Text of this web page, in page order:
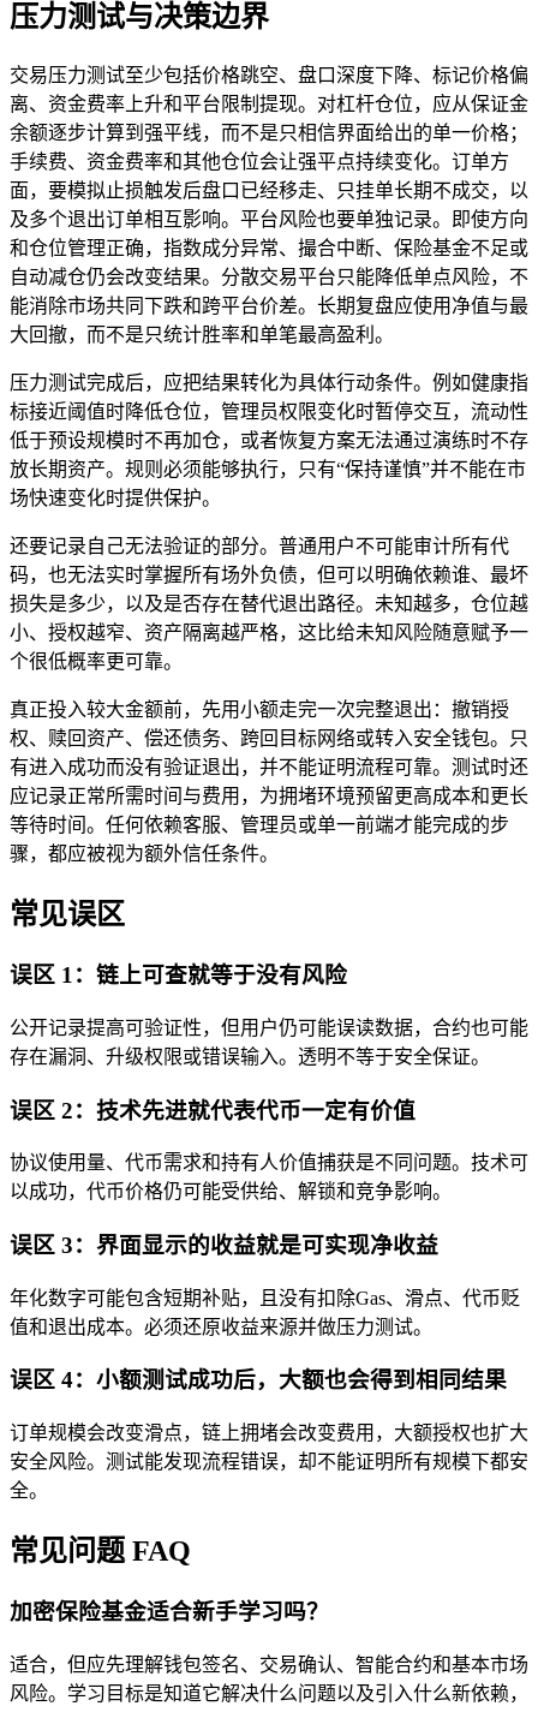
压力测试与决策边界
交易压力测试至少包括价格跳空、盘口深度下降、标记价格偏
离、资金费率上升和平台限制提现。对杠杆仓位，应从保证金
余额逐步计算到强平线，而不是只相信界面给出的单一价格；
手续费、资金费率和其他仓位会让强平点持续变化。订单方
面，要模拟止损触发后盘口已经移走、只挂单长期不成交，以
及多个退出订单相互影响。平台风险也要单独记录。即使方向
和仓位管理正确，指数成分异常、撮合中断、保险基金不足或
自动减仓仍会改变结果。分散交易平台只能降低单点风险，不
能消除市场共同下跌和跨平台价差。长期复盘应使用净值与最
大回撤，而不是只统计胜率和单笔最高盈利。
压力测试完成后，应把结果转化为具体行动条件。例如健康指
标接近阈值时降低仓位，管理员权限变化时暂停交互，流动性
低于预设规模时不再加仓，或者恢复方案无法通过演练时不存
放长期资产。规则必须能够执行，只有“保持谨慎”并不能在市
场快速变化时提供保护。
还要记录自己无法验证的部分。普通用户不可能审计所有代
码，也无法实时掌握所有场外负债，但可以明确依赖谁、最坏
损失是多少，以及是否存在替代退出路径。未知越多，仓位越
小、授权越窄、资产隔离越严格，这比给未知风险随意赋予一
个很低概率更可靠。
真正投入较大金额前，先用小额走完一次完整退出：撤销授
权、赎回资产、偿还债务、跨回目标网络或转入安全钱包。只
有进入成功而没有验证退出，并不能证明流程可靠。测试时还
应记录正常所需时间与费用，为拥堵环境预留更高成本和更长
等待时间。任何依赖客服、管理员或单一前端才能完成的步
骤，都应被视为额外信任条件。
常见误区
误区 1：链上可查就等于没有风险
公开记录提高可验证性，但用户仍可能误读数据，合约也可能
存在漏洞、升级权限或错误输入。透明不等于安全保证。
误区 2：技术先进就代表代币一定有价值
协议使用量、代币需求和持有人价值捕获是不同问题。技术可
以成功，代币价格仍可能受供给、解锁和竞争影响。
误区 3：界面显示的收益就是可实现净收益
年化数字可能包含短期补贴，且没有扣除Gas、滑点、代币贬
值和退出成本。必须还原收益来源并做压力测试。
误区 4：小额测试成功后，大额也会得到相同结果
订单规模会改变滑点，链上拥堵会改变费用，大额授权也扩大
安全风险。测试能发现流程错误，却不能证明所有规模下都安
全。
常见问题 FAQ
加密保险基金适合新手学习吗？
适合，但应先理解钱包签名、交易确认、智能合约和基本市场
风险。学习目标是知道它解决什么问题以及引入什么新依赖，